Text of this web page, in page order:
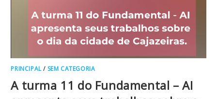
PRINCIPAL/ SEM CATEGORIA
A turma 11 do Fundamental – AI